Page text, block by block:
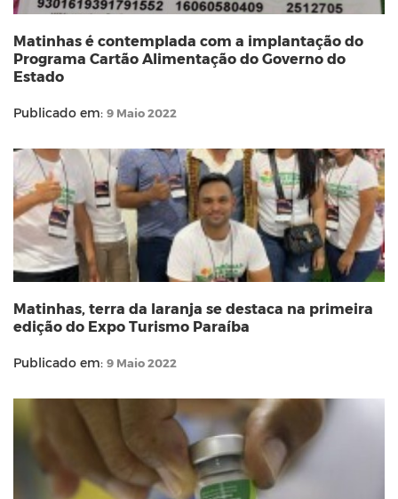
Matinhas é contemplada com a implantação do
Programa Cartão Alimentação do Governo do
Estado
Publicado em: 9 Maio 2022
Matinhas, terra da laranja se destaca na primeira
edição do Expo Turismo Paraíba
Publicado em: 9 Maio 2022